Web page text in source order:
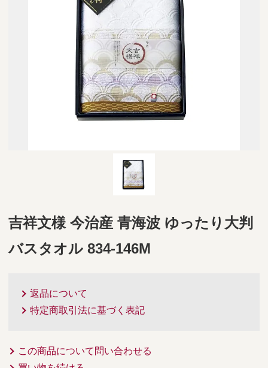
吉祥文様 今治産 青海波 ゆったり大判
バスタオル 834-146M
返品について
特定商取引法に基づく表記
この商品について問い合わせる